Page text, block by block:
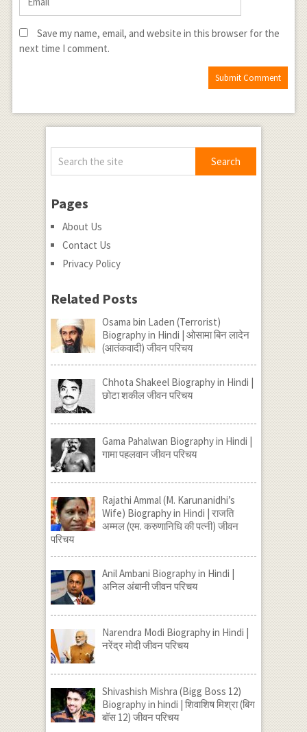
Save my name, email, and website in this browser for the
next time I comment.
Pages
About Us
Contact Us
Privacy Policy
Related Posts
Osama bin Laden (Terrorist)
Biography in Hindi | ओसामा बिन लादेन
(आतंकवादी) जीवन परिचय
Chhota Shakeel Biography in Hindi |
छोटा शकील जीवन परिचय
Gama Pahalwan Biography in Hindi |
गामा पहलवान जीवन परिचय
Rajathi Ammal (M. Karunanidhi’s
Wife) Biography in Hindi | राजति
अम्मल (एम. करुणानिधि की पत्नी) जीवन
परिचय
Anil Ambani Biography in Hindi |
अनिल अंबानी जीवन परिचय
Narendra Modi Biography in Hindi |
नरेंद्र मोदी जीवन परिचय
Shivashish Mishra (Bigg Boss 12)
Biography in hindi | शिवाशिष मिश्रा (बिग
बॉस 12) जीवन परिचय